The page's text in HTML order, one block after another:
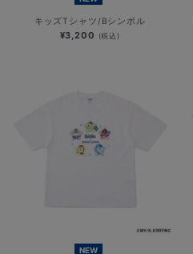
キッズTシャツ/Bシンボル
¥3,200 (税込)
NEW